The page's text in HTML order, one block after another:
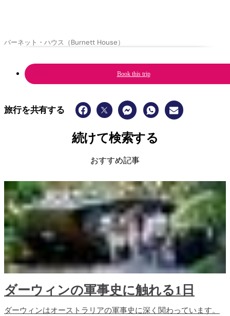
バーネット・ハウス（Burnett House）
Book this trip
旅行を共有する
続けて検索する
おすすめ記事
ダーウィンの軍事史に触れる1日
ダーウィンはオーストラリアの軍事史に深く関わっています。